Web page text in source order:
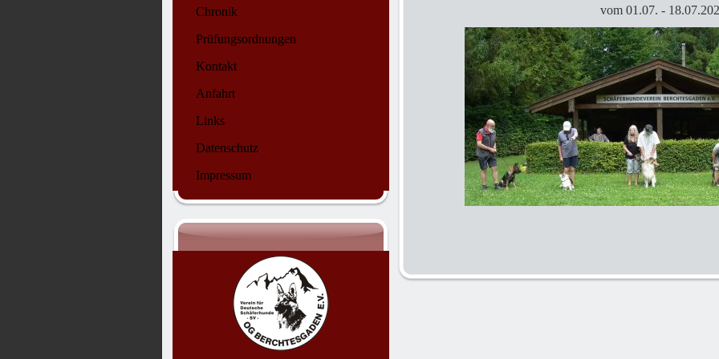
vom 01.07. -
Chronik
Prüfungsordnungen
Kontakt
Anfahrt
Links
Datenschutz
Impressum